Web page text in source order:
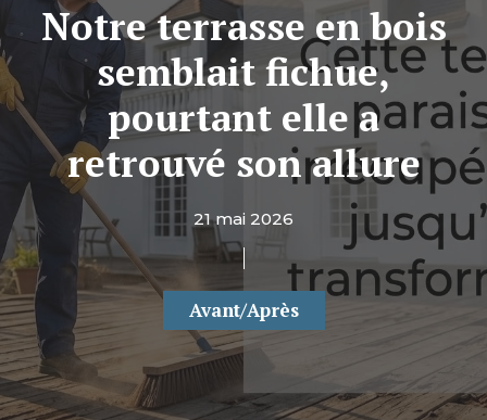
Notre terrasse en bois
semblait fichue,
pourtant elle a
retrouvé son allure
21 mai 2026
Avant/Après